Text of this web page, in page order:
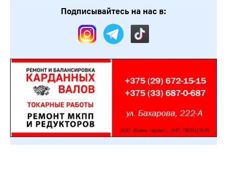
Подписывайтесь на нас в: